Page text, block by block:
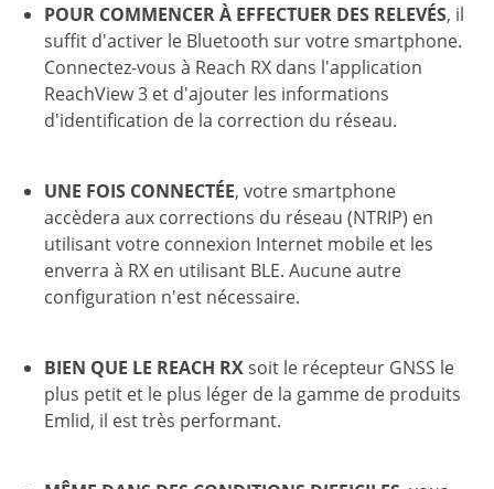
POUR COMMENCER À EFFECTUER DES RELEVÉS, il
suffit d'activer le Bluetooth sur votre smartphone.
Connectez-vous à Reach RX dans l'application
ReachView 3 et d'ajouter les informations
d'identification de la correction du réseau.
UNE FOIS CONNECTÉE, votre smartphone
accèdera aux corrections du réseau (NTRIP) en
utilisant votre connexion Internet mobile et les
enverra à RX en utilisant BLE. Aucune autre
configuration n'est nécessaire.
BIEN QUE LE REACH RXsoit le récepteur GNSS le
plus petit et le plus léger de la gamme de produits
Emlid, il est très performant.